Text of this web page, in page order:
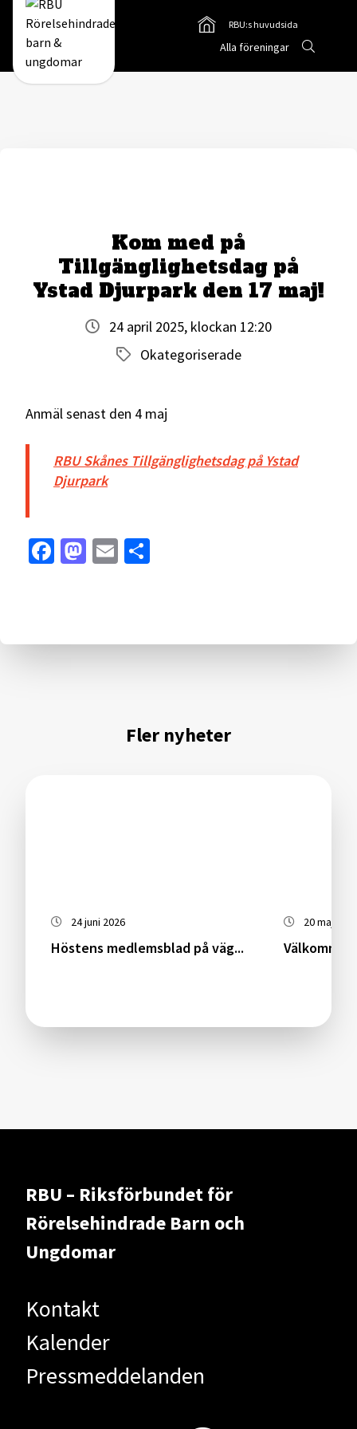
Gå till RBUs startsida
Gå till RBU:s huvudsida
Alla föreningar
Kom med på
Tillgänglighetsdag på
Ystad Djurpark den 17 maj!
24 april 2025, klockan 12:20
Okategoriserade
Anmäl senast den 4 maj
RBU Skånes Tillgänglighetsdag på Ystad
Djurpark
Facebook
Mastodon
Email
Fler nyheter
24 juni 2026
Höstens medlemsblad på väg...
20 maj
RBU – Riksförbundet för
Rörelsehindrade Barn och
Ungdomar
Kontakt
Kalender
Pressmeddelanden